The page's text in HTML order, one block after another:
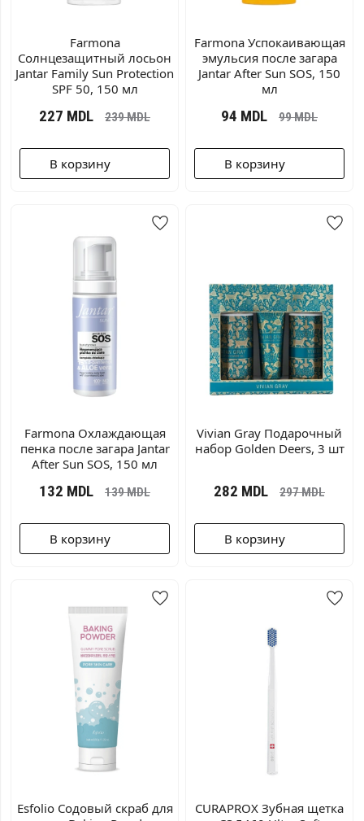
Farmona
Солнцезащитный лосьон
Jantar Family Sun Protection
SPF 50, 150 мл
227 MDL 239MDL
В корзину
Farmona Успокаивающая
эмульсия после загара
Jantar After Sun SOS, 150
мл
94 MDL 99MDL
В корзину
Farmona Охлаждающая
пенка после загара Jantar
After Sun SOS, 150 мл
132 MDL 139MDL
В корзину
Vivian Gray Подарочный
набор Golden Deers, 3 шт
282 MDL 297MDL
В корзину
Esfolio Содовый скраб для
CURAPROX Зубная щетка